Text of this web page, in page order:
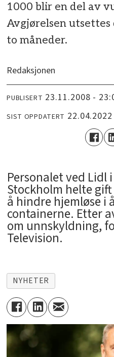
1000 blir en del av
Avgjørelsen
to måneder.
Redaksjonen
PUBLISERT 23.11.2008 -
SIST OPPDATERT
Personalet ved Lidl
Stockholm helte
å hindre hjemløse i
containerne. Etter
om unnskyldning,
Television.
NYHETER